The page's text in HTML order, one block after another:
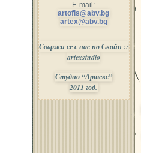
E-mail:
artofis@abv.bg
artex@abv.bg
Свържи се с нас по Скайп ::
artexstudio
Студио “Артекс”
2011 год.